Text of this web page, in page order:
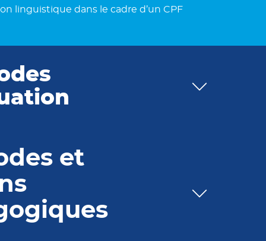
linguistique dans le cadre d’un CPF
et